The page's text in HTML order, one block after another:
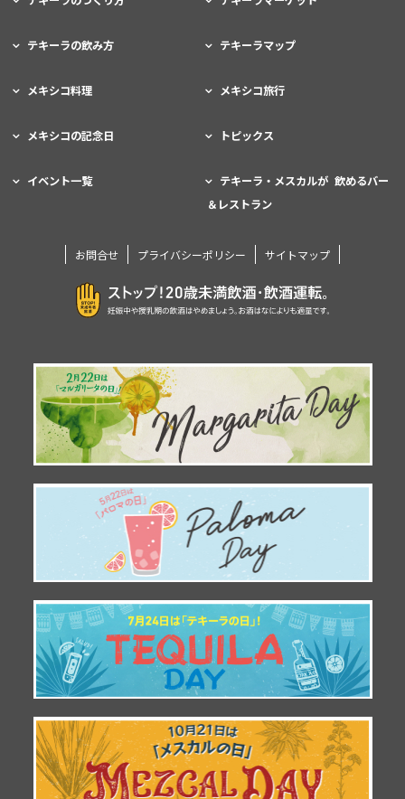
テキーラの飲み方 テキーラマップ
メキシコ料理 メキシコ旅行
メキシコの記念日 トピックス
イベント一覧
テキーラ・メスカルが 飲めるバー
＆レストラン
お問合せ プライバシーポリシー サイトマップ